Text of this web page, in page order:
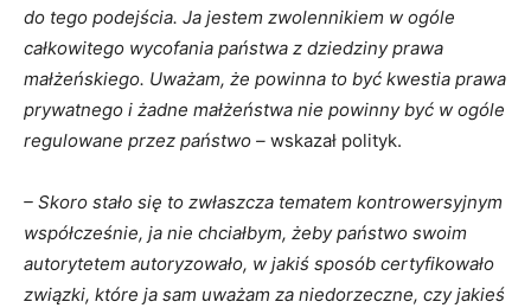
do tego podejścia. Ja jestem zwolennikiem w ogóle
całkowitego wycofania państwa z dziedziny prawa
małżeńskiego. Uważam, że powinna to być kwestia prawa
prywatnego i żadne małżeństwa nie powinny być w ogóle
regulowane przez państwo – wskazał polityk.
– Skoro stało się to zwłaszcza tematem kontrowersyjnym
współcześnie, ja nie chciałbym, żeby państwo swoim
autorytetem autoryzowało, w jakiś sposób certyfikowało
związki, które ja sam uważam za niedorzeczne, czy jakieś